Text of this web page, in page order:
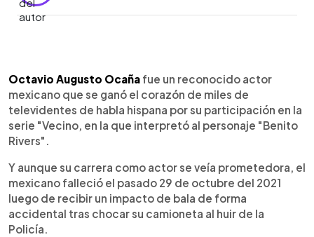
► Escuchar artículo
Octavio Augusto Ocaña fue un reconocido actor
mexicano que se ganó el corazón de miles de
televidentes de habla hispana por su participación en la
serie "Vecino, en la que interpretó al personaje "Benito
Rivers".
Y aunque su carrera como actor se veía prometedora, el
mexicano falleció el pasado 29 de octubre del 2021
luego de recibir un impacto de bala de forma
accidental tras chocar su camioneta al huir de la
Policía.